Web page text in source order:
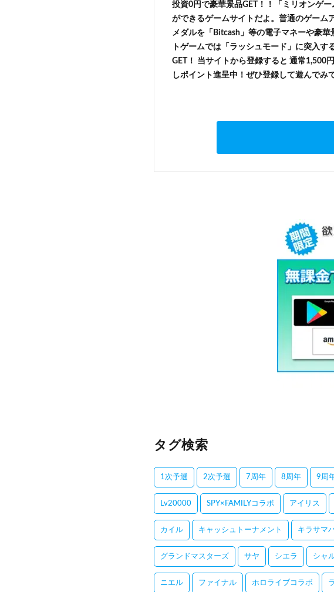
投資0円で豪華景品GET！！「ミリオンゲ
ができるゲームサイトだよ。普通のゲーム
メダルを「Bitcash」等の電子マネーや豪
トゲームでは「ラッシュモード」に突入す
GET！ 当サイトから登録すると 通常1,500
しポイント進呈中！ぜひ登録して遊んでみ
タグ検索
1次予選 2次予選 7周年 8周年 9周
Lv20000 SPY×FAMILYコラボ アイリス
カイル キャッシュトーナメント キラサマ
グランドマスターズ サヤ シエラ シャ
ニエル ファイナル ホロライブコラボ